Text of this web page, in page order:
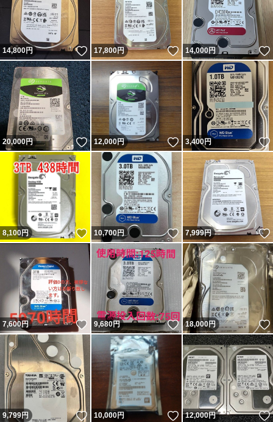
14,800円 いいね！
17,800円 いいね！
14,000円
20,000円 いいね！
12,000円 いいね！
3,400円
8,100円 いいね！
10,700円 いいね！
7,999円
7,600円 いいね！
9,680円 いいね！
18,000円
9,799円 いいね！
10,000円 いいね！
12,000円